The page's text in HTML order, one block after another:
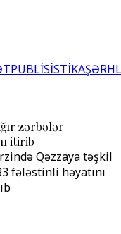
PUBLİSİSTİKA
zərbələr
itirib
Qəzzaya təşkil
fələstinli həyatını